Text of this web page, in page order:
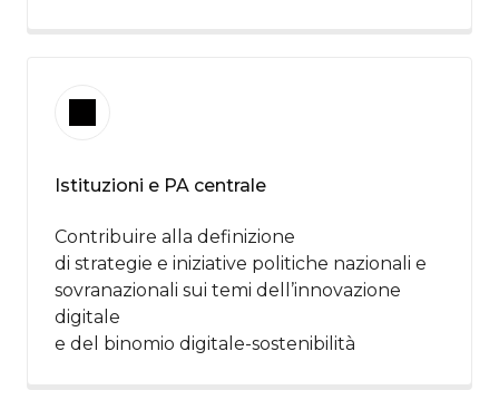
Istituzioni e PA centrale
Contribuire alla definizione​
di strategie e iniziative politiche nazionali e
sovranazionali sui temi dell’innovazione
digitale​
e del binomio digitale-sostenibilità ​